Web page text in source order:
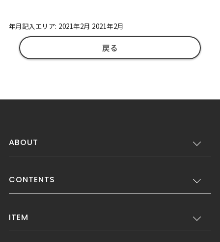
年月記入エリア: 2021年2月 2021年2月
戻る
ABOUT
CONTENTS
ITEM